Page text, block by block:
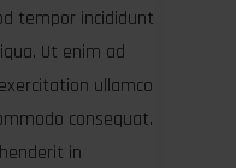
tempor incididunt
Ut enim ad
ullamco
consequat.
in